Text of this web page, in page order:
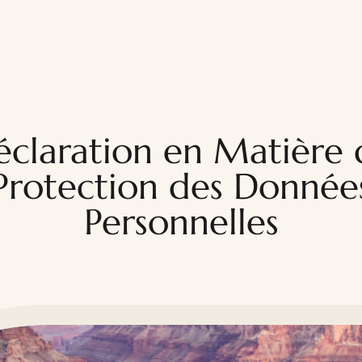
en Matière
des
Personnelles